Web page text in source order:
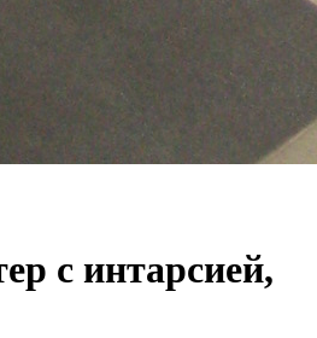
с интарсией,